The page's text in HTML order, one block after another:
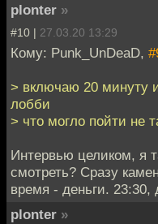
plonter »
#10 | 27.03.20 13:29
Кому: Punk_UnDeaD,
> включаю 20 минуту
лобби
> что могло пойти не
Интервью целиком, я
смотреть? Сразу
время - деньги. 23:30,
plonter »